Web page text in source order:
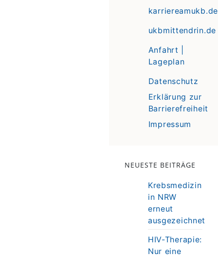
karriereamukb.de
ukbmittendrin.de
Anfahrt |
Lageplan
Datenschutz
Erklärung zur
Barrierefreiheit
Impressum
NEUESTE BEITRÄGE
Krebsmedizin
in NRW
erneut
ausgezeichnet
HIV-Therapie:
Nur eine